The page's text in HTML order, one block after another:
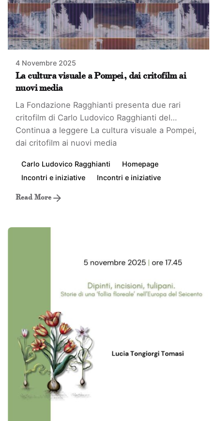
4 Novembre 2025
La cultura visuale a Pompei, dai critofilm ai
nuovi media
La Fondazione Ragghianti presenta due rari
critofilm di Carlo Ludovico Ragghianti del…
Continua a leggere La cultura visuale a Pompei,
dai critofilm ai nuovi media
Carlo Ludovico Ragghianti
Homepage
Incontri e iniziative
Incontri e iniziative
Read More